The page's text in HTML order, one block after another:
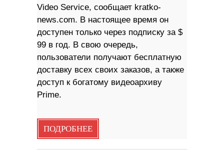
Video Service, сообщает kratko-
news.com. В настоящее время он
доступен только через подписку за $
99 в год. В свою очередь,
пользователи получают бесплатную
доставку всех своих заказов, а также
доступ к богатому видеоархиву
Prime.
ПОДРОБНЕЕ